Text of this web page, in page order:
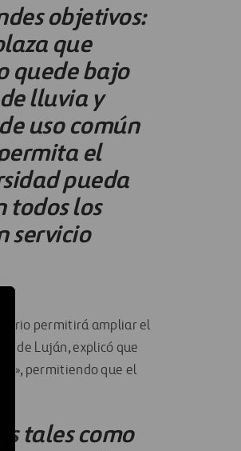
objetivos:
que
quede bajo
lluvia y
uso común
el
pueda
todos los
servicio
permitirá ampliar el
de Luján, explicó que
permitiendo que el
tales como